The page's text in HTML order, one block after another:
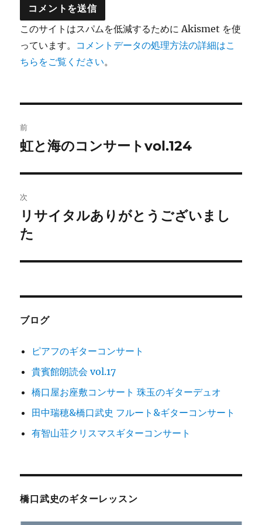
このサイトはスパムを低減するために Akismet を使
っています。 コメントデータの処理方法の詳細はこ
ちらをご覧ください。
稿
ビ
ゲ
ー
シ
ン
前
前
投
稿:
虹と海のコンサートvol.124
次
次
の
稿:
リサイタルありがとうございまし
た
ブログ
ピアフのギターコンサート
貴賓館朗読会 vol.17
橋口屋お座敷コンサート 珠玉のギターデュオ
田中瑞穂&橋口武史 フルート&ギターコンサート
有智山荘クリスマスギターコンサート
橋口武史のギターレッスン